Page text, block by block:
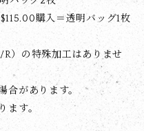
購入＝透明バッグ1枚
）の特殊加工はありませ
があります。
ます。